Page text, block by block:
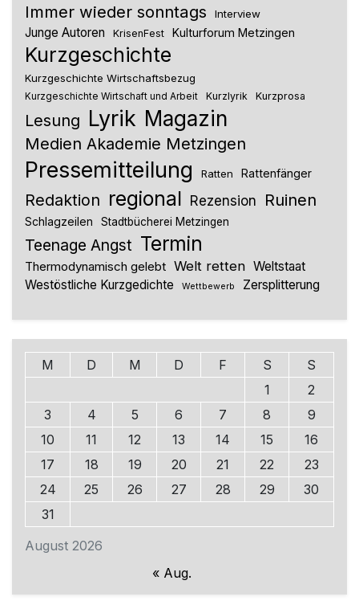
Immer wieder sonntags Interview
Junge Autoren KrisenFest Kulturforum Metzingen
Kurzgeschichte
Kurzgeschichte Wirtschaftsbezug
Kurzgeschichte Wirtschaft und Arbeit Kurzlyrik Kurzprosa
Lesung Lyrik Magazin
Medien Akademie Metzingen
Pressemitteilung Ratten Rattenfänger
Redaktion regional Rezension Ruinen
Schlagzeilen Stadtbücherei Metzingen
Teenage Angst Termin
Thermodynamisch gelebt Welt retten Weltstaat
Westöstliche Kurzgedichte
Wettbewerb Zersplitterung
August 2026
M D M D F S
S
1
2
3
4 5 6 7 8
9
10
11 12 13 14 15
16
17
18 19 20 21 22
23
24
25 26 27 28 29
30
31
« Aug.